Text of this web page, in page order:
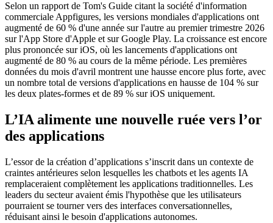
Selon un rapport de Tom's Guide citant la société d'information
commerciale Appfigures, les versions mondiales d'applications ont
augmenté de 60 % d'une année sur l'autre au premier trimestre 2026
sur l'App Store d'Apple et sur Google Play. La croissance est encore
plus prononcée sur iOS, où les lancements d'applications ont
augmenté de 80 % au cours de la même période. Les premières
données du mois d'avril montrent une hausse encore plus forte, avec
un nombre total de versions d'applications en hausse de 104 % sur
les deux plates-formes et de 89 % sur iOS uniquement.
L’IA alimente une nouvelle ruée vers l’or
des applications
L’essor de la création d’applications s’inscrit dans un contexte de
craintes antérieures selon lesquelles les chatbots et les agents IA
remplaceraient complètement les applications traditionnelles. Les
leaders du secteur avaient émis l'hypothèse que les utilisateurs
pourraient se tourner vers des interfaces conversationnelles,
réduisant ainsi le besoin d'applications autonomes.